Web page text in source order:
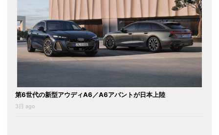
第6世代の新型アウディA6／A6アバントが日本上陸
3日 ago